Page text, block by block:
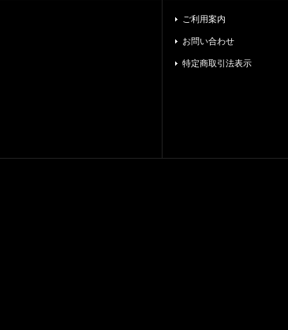
ご利用案内
お問い合わせ
特定商取引法表示